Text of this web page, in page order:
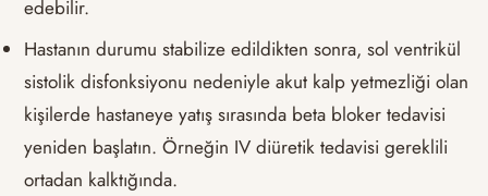
edebilir.
Hastanın durumu stabilize edildikten sonra, sol ventrikül
sistolik disfonksiyonu nedeniyle akut kalp yetmezliği olan
kişilerde hastaneye yatış sırasında beta bloker tedavisi
yeniden başlatın. Örneğin IV diüretik tedavisi gereklili
ortadan kalktığında.